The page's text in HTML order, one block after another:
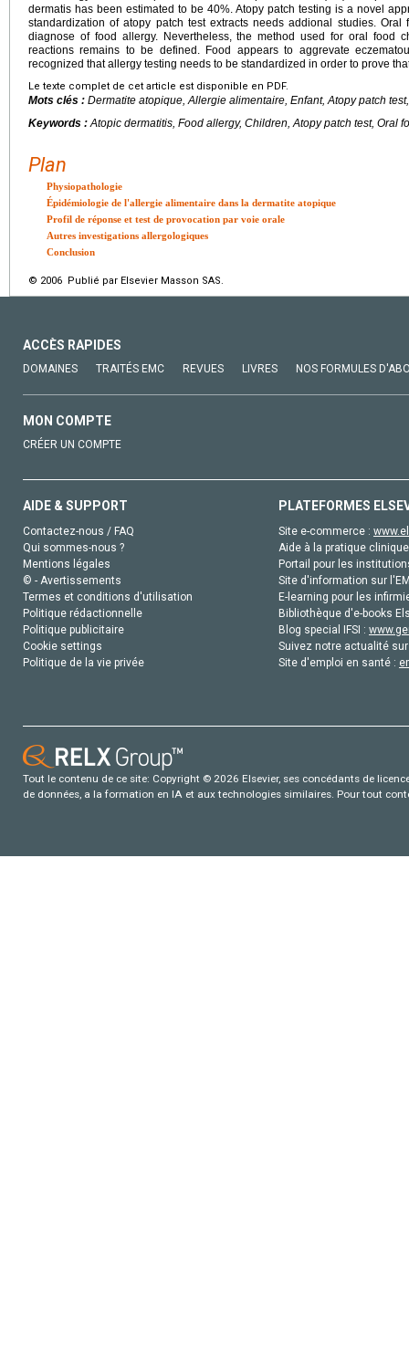
dermatis has been estimated to be 40%. Atopy patch testing is a novel
standardization of atopy patch test extracts needs addional studies.
diagnose of food allergy. Nevertheless, the method used for oral food
reactions remains to be defined. Food appears to aggrevate
recognized that allergy testing needs to be standardized in order to prove
Le texte complet de cet article est disponible en PDF.
Mots clés : Dermatite atopique, Allergie alimentaire, Enfant, Atopy patch test
Keywords : Atopic dermatitis, Food allergy, Children, Atopy patch test, Oral
Plan
Physiopathologie
Épidémiologie de l'allergie alimentaire dans la dermatite atopique
Profil de réponse et test de provocation par voie orale
Autres investigations allergologiques
Conclusion
© 2006 Publié par Elsevier Masson SAS.
ACCÈS RAPIDES
DOMAINES TRAITÉS EMC REVUES LIVRES NOS FORMULES
MON COMPTE
CRÉER UN COMPTE
AIDE & SUPPORT
Contactez-nous / FAQ
Qui sommes-nous ?
Mentions légales
© - Avertissements
Termes et conditions d'utilisation
Politique rédactionnelle
Politique publicitaire
Cookie settings
Politique de la vie privée
PLATEFORMES
Site e-commerce :
Aide à la pratique
Portail pour les
Site d'information sur
E-learning pour les
Bibliothèque d'e-books
Blog special IFSI :
Suivez notre actualité
Site d'emploi en santé :
Tout le contenu de ce site: Copyright © 2026 Elsevier, ses concédants de
de données, a la formation en IA et aux technologies similaires. Pour tout